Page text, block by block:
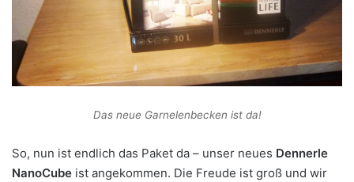
Das neue Garnelenbecken ist da!
So, nun ist endlich das Paket da – unser neues Dennerle
NanoCube ist angekommen. Die Freude ist groß und wir